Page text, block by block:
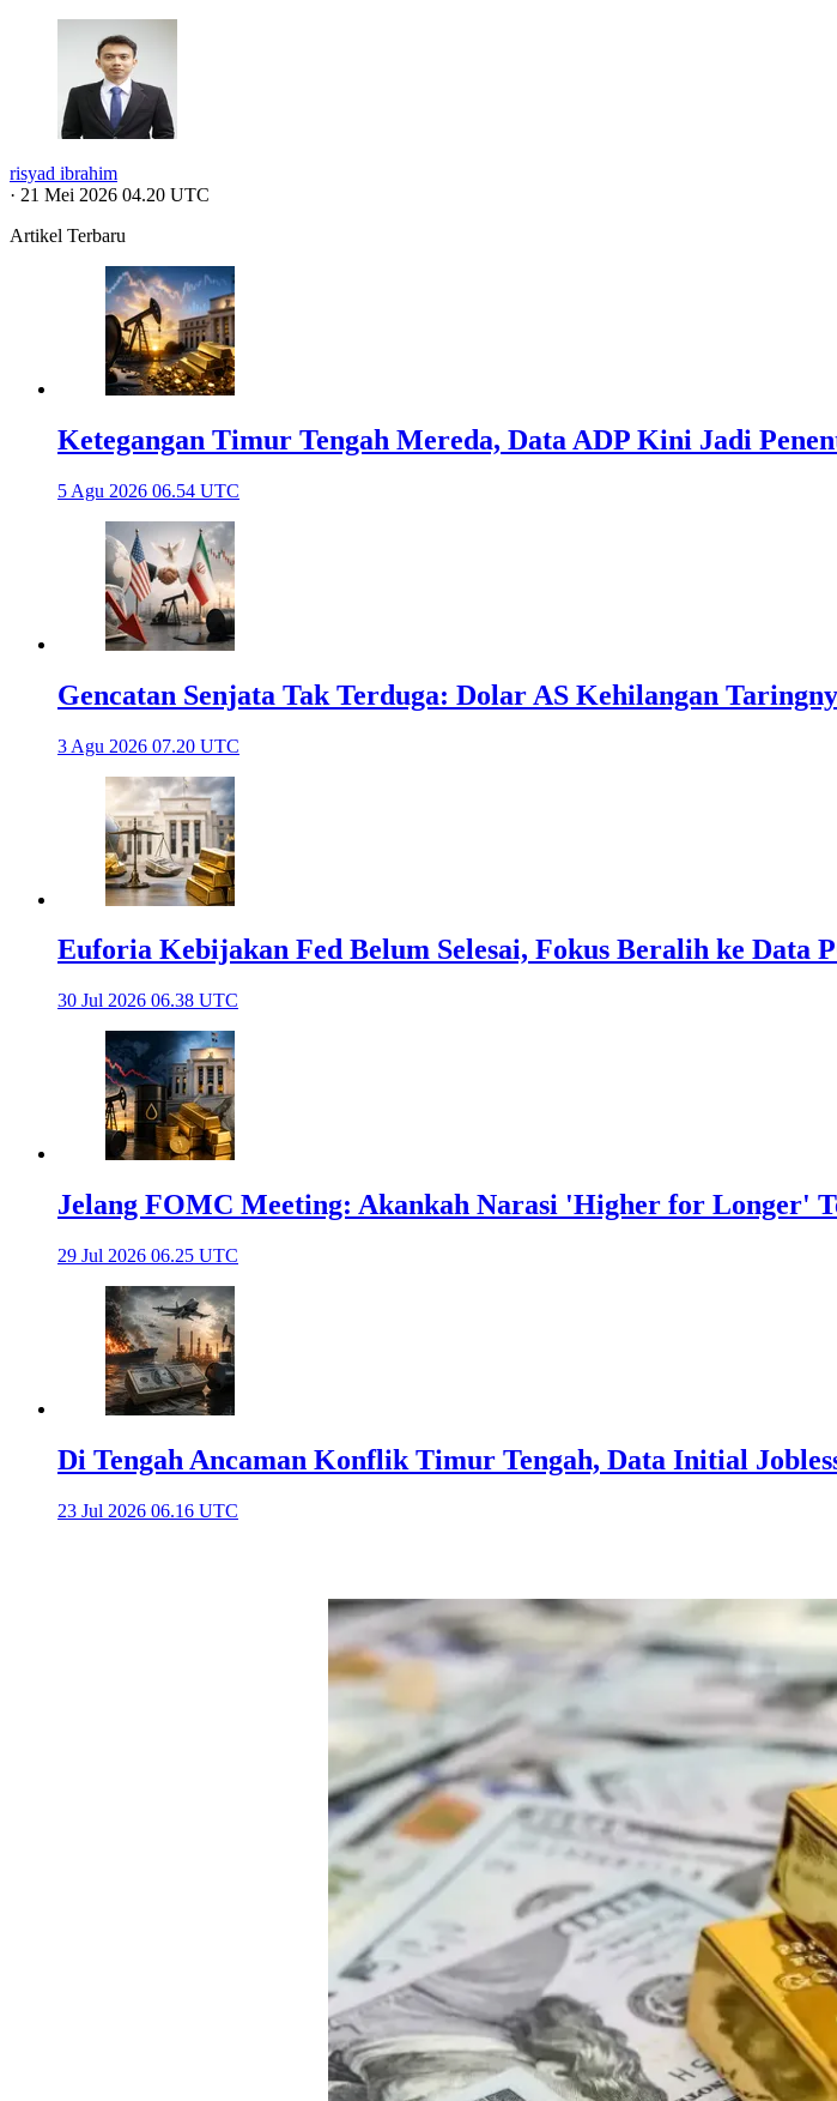
risyad ibrahim
· 21 Mei 2026 04.20 UTC
Artikel Terbaru
Ketegangan Timur Tengah Mereda, Data ADP Kini Jadi
5 Agu 2026 06.54 UTC
Gencatan Senjata Tak Terduga: Dolar AS Kehilangan
3 Agu 2026 07.20 UTC
Euforia Kebijakan Fed Belum Selesai, Fokus Beralih ke Data
30 Jul 2026 06.38 UTC
Jelang FOMC Meeting: Akankah Narasi 'Higher for Longer'
29 Jul 2026 06.25 UTC
Di Tengah Ancaman Konflik Timur Tengah, Data Initial
23 Jul 2026 06.16 UTC